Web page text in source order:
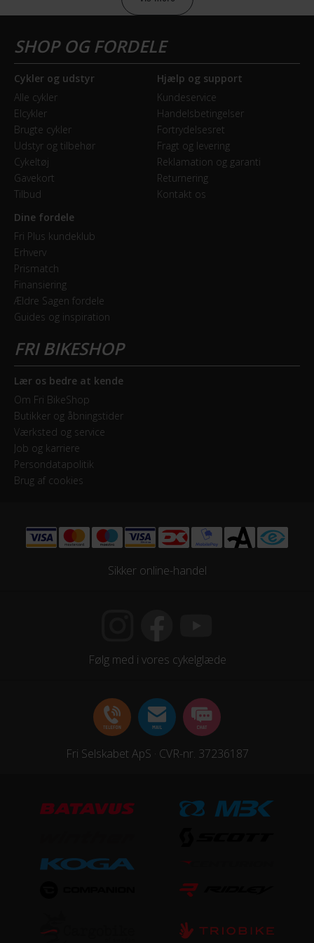
Sikkerheds- og producentinfo
Model år
2017
BREMSER
Bagbremse
Fodbremse
Forbremse
Mekanisk fælgbremse
GEAR
Geartype
Indvendige gear
Samlet antal gear
7
Skiftegreb
Batavus gearvælger
STEL
Fast forgaffel i stål
Bagagebærer
Baglygte
Ja, Batterier
Cykler og udstyr
Alle cykler
Elcykler
Brugte cykler
Udstyr og tilbehør
Cykeltøj
Gavekort
Tilbud
Hjælp og support
Kundeservice
Handelsbetingelser
Fortrydelsesret
Fragt og levering
Reklamation og garanti
Returnering
Kontakt os
Dine fordele
Fri Plus kundeklub
Erhverv
Prismatch
Finansiering
Ældre Sagen fordele
Guides og inspiration
Lær os bedre at kende
Om Fri BikeShop
Butikker og åbningstider
Værksted og service
Job og karriere
Persondatapolitik
Brug af cookies
Sikker online-handel
Følg med i vores cykelglæde
Fri Selskabet ApS · CVR-nr. 37236187